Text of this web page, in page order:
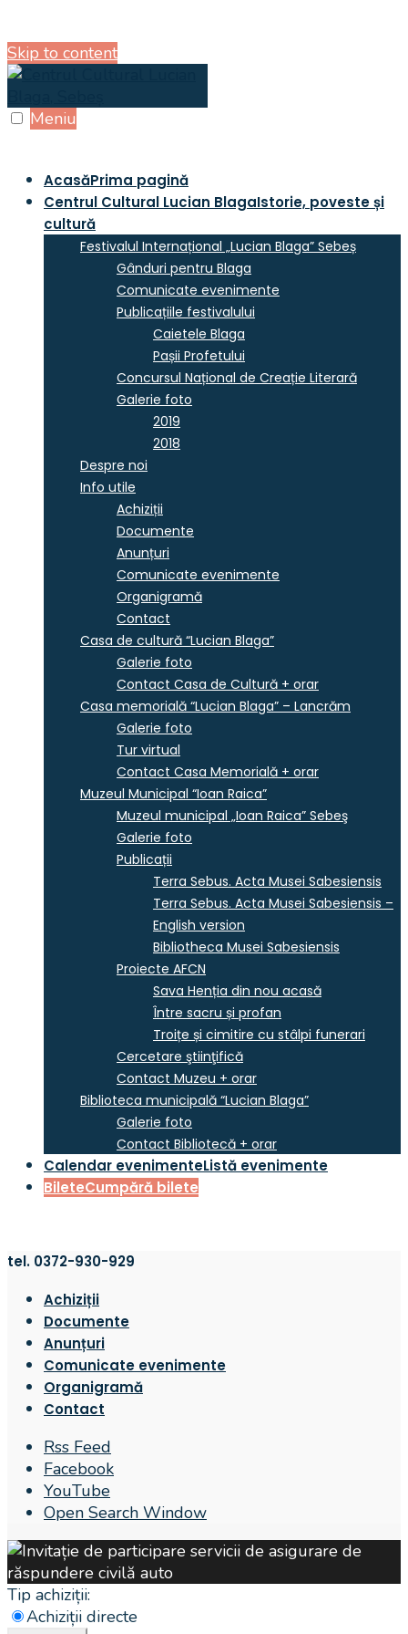
Skip to content
Meniu
AcasăPrima pagină
Centrul Cultural Lucian BlagaIstorie, poveste și
cultură
Festivalul Internațional „Lucian Blaga” Sebeș
Gânduri pentru Blaga
Comunicate evenimente
Publicațiile festivalului
Caietele Blaga
Pașii Profetului
Concursul Național de Creație Literară
Galerie foto
2019
2018
Despre noi
Info utile
Achiziții
Documente
Anunțuri
Comunicate evenimente
Organigramă
Contact
Casa de cultură “Lucian Blaga”
Galerie foto
Contact Casa de Cultură + orar
Casa memorială “Lucian Blaga” – Lancrăm
Galerie foto
Tur virtual
Contact Casa Memorială + orar
Muzeul Municipal “Ioan Raica”
Muzeul municipal „Ioan Raica” Sebeş
Galerie foto
Publicații
Terra Sebus. Acta Musei Sabesiensis
Terra Sebus. Acta Musei Sabesiensis –
English version
Bibliotheca Musei Sabesiensis
Proiecte AFCN
Sava Henția din nou acasă
Între sacru și profan
Troițe și cimitire cu stâlpi funerari
Cercetare ştiinţifică
Contact Muzeu + orar
Biblioteca municipală “Lucian Blaga”
Galerie foto
Contact Bibliotecă + orar
Calendar evenimenteListă evenimente
BileteCumpără bilete
tel. 0372-930-929
Achiziții
Documente
Anunțuri
Comunicate evenimente
Organigramă
Contact
Rss Feed
Facebook
YouTube
Open Search Window
Tip achiziții:
Achiziții directe